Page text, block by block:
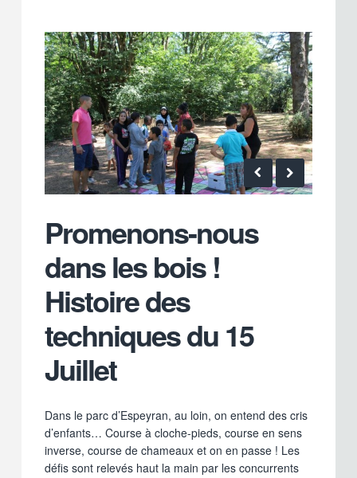
Promenons-nous
dans les bois !
Histoire des
techniques du 15
Juillet
Dans le parc d’Espeyran, au loin, on entend des cris
d’enfants… Course à cloche-pieds, course en sens
inverse, course de chameaux et on en passe ! Les
défis sont relevés haut la main par les concurrents